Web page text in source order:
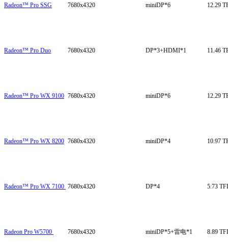
Radeon™ Pro SSG 7680x4320 miniDP*6 12.29
Radeon™ Pro Duo 7680x4320 DP*3+HDMI*1 11.46
Radeon™ Pro WX 9100 7680x4320 miniDP*6 12.29
Radeon™ Pro WX 8200 7680x4320 miniDP*4 10.97
Radeon™ Pro WX 7100 7680x4320 DP*4 5.73
Radeon Pro W5700 7680x4320 miniDP*5+雷电*1 8.89